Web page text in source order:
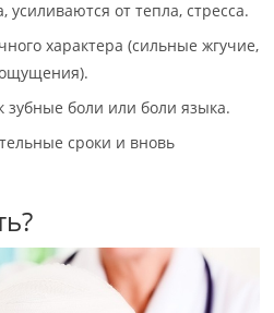
усиливаются от тепла, стресса.
характера (сильные жгучие,
боли или боли языка.
сроки и вновь